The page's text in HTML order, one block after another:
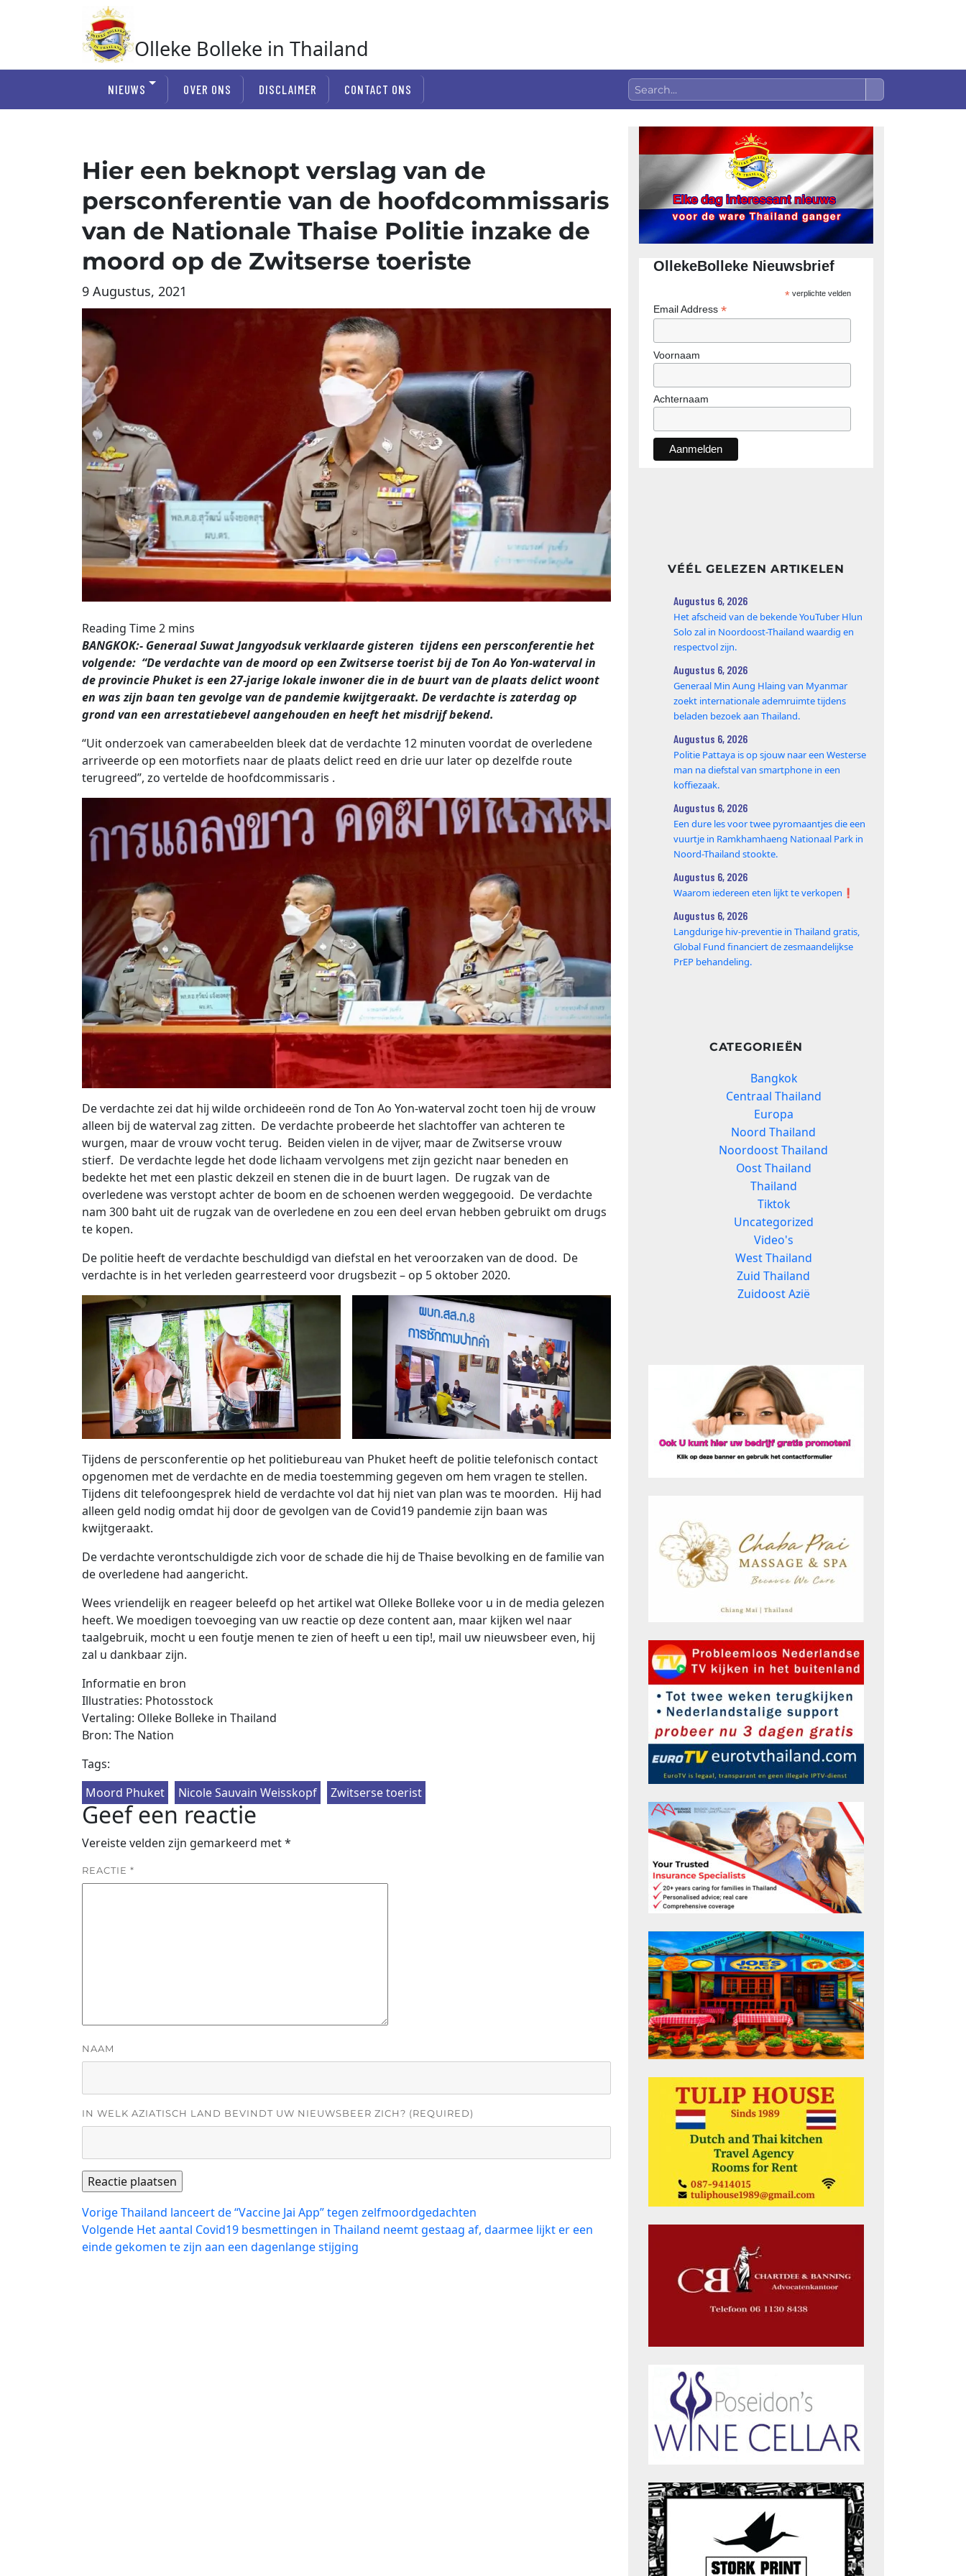
Olleke Bolleke in Thailand
NIEUWS OVER ONS DISCLAIMER CONTACT ONS
Hier een beknopt verslag van de
persconferentie van de hoofdcommissaris
van de Nationale Thaise Politie inzake de
moord op de Zwitserse toeriste
9 Augustus, 2021
BANGKOK:- Generaal Suwat Jangyodsuk verklaarde gisteren tijdens een persconferentie het
volgende: “De verdachte van de moord op een Zwitserse toerist bij de Ton Ao Yon-waterval in
de provincie Phuket is een 27-jarige lokale inwoner die in de buurt van de plaats delict woont
en was zijn baan ten gevolge van de pandemie kwijtgeraakt. De verdachte is zaterdag op
grond van een arrestatiebevel aangehouden en heeft het misdrijf bekend.
“Uit onderzoek van camerabeelden bleek dat de verdachte 12 minuten voordat de overledene
arriveerde op een motorfiets naar de plaats delict reed en drie uur later op dezelfde route
terugreed”, zo vertelde de hoofdcommissaris .
De verdachte zei dat hij wilde orchideeën rond de Ton Ao Yon-waterval zocht toen hij de vrouw
alleen bij de waterval zag zitten. De verdachte probeerde het slachtoffer van achteren te
wurgen, maar de vrouw vocht terug. Beiden vielen in de vijver, maar de Zwitserse vrouw
stierf. De verdachte legde het dode lichaam vervolgens met zijn gezicht naar beneden en
bedekte het met een plastic dekzeil en stenen die in de buurt lagen. De rugzak van de
overledene was verstopt achter de boom en de schoenen werden weggegooid. De verdachte
nam 300 baht uit de rugzak van de overledene en zou een deel ervan hebben gebruikt om drugs
te kopen.
De politie heeft de verdachte beschuldigd van diefstal en het veroorzaken van de dood. De
verdachte is in het verleden gearresteerd voor drugsbezit – op 5 oktober 2020.
Tijdens de persconferentie op het politiebureau van Phuket heeft de politie telefonisch contact
opgenomen met de verdachte en de media toestemming gegeven om hem vragen te stellen.
Tijdens dit telefoongesprek hield de verdachte vol dat hij niet van plan was te moorden. Hij had
alleen geld nodig omdat hij door de gevolgen van de Covid19 pandemie zijn baan was
kwijtgeraakt.
De verdachte verontschuldigde zich voor de schade die hij de Thaise bevolking en de familie van
de overledene had aangericht.
Wees vriendelijk en reageer beleefd op het artikel wat Olleke Bolleke voor u in de media gelezen
heeft. We moedigen toevoeging van uw reactie op deze content aan, maar kijken wel naar
taalgebruik, mocht u een foutje menen te zien of heeft u een tip!, mail uw nieuwsbeer even, hij
zal u dankbaar zijn.
Informatie en bron
Illustraties: Photosstock
Vertaling: Olleke Bolleke in Thailand
Bron: The Nation
Tags:
Moord Phuket
Nicole Sauvain Weisskopf Zwitserse toerist
Geef een reactie
Vereiste velden zijn gemarkeerd met*
REACTIE *
NAAM
IN WELK AZIATISCH LAND BEVINDT UW NIEUWSBEER ZICH? (REQUIRED)
Bericht
navigatie
VorigeVorig
bericht:
Thailand lanceert de “Vaccine Jai App” tegen zelfmoordgedachten
Volgende Volgend
bericht:
Het aantal Covid19 besmettingen in Thailand neemt gestaag af, daarmee lijkt er een
einde gekomen te zijn aan een dagenlange stijging
OllekeBolleke Nieuwsbrief
*verplichte velden
Email Address *
Voornaam
Achternaam
VÉÉL GELEZEN ARTIKELEN
Augustus 6, 2026
Het afscheid van de bekende YouTuber Hlun
Solo zal in Noordoost-Thailand waardig en
respectvol zijn.
Augustus 6, 2026
Generaal Min Aung Hlaing van Myanmar
zoekt internationale ademruimte tijdens
beladen bezoek aan Thailand.
Augustus 6, 2026
Politie Pattaya is op sjouw naar een Westerse
man na diefstal van smartphone in een
koffiezaak.
Augustus 6, 2026
Een dure les voor twee pyromaantjes die een
vuurtje in Ramkhamhaeng Nationaal Park in
Noord-Thailand stookte.
Augustus 6, 2026
Waarom iedereen eten lijkt te verkopen❗️
Augustus 6, 2026
Langdurige hiv-preventie in Thailand gratis,
Global Fund financiert de zesmaandelijkse
PrEP behandeling.
CATEGORIEËN
Bangkok
Centraal Thailand
Europa
Noord Thailand
Noordoost Thailand
Oost Thailand
Thailand
Tiktok
Uncategorized
Video's
West Thailand
Zuid Thailand
Zuidoost Azië